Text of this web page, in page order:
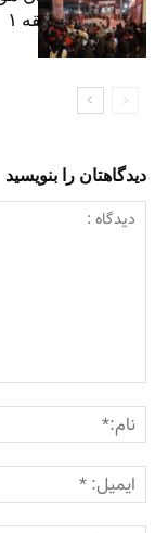
شهرداری منطقه ۱
دیدگاهتان را بنویسید